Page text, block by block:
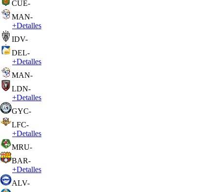
CUE-
MAN-
+Detalles
IDV-
DEL-
+Detalles
MAN-
LDN-
+Detalles
GYC-
LFC-
+Detalles
MRU-
BAR-
+Detalles
ALV-